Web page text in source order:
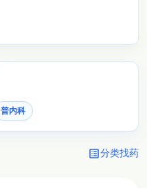
普内科
list_alt分类找药